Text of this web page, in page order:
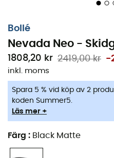
Bollé
Nevada Neo -
1808,20 kr 2419,00 kr -
inkl. moms
Spara 5 % vid köp av 2
koden Summer5.
Läs mer +
Färg : Black Matte